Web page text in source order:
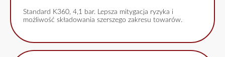
Standard K360, 4,1 bar. Lepsza mitygacja ryzyka i
możliwość składowania szerszego zakresu towarów.